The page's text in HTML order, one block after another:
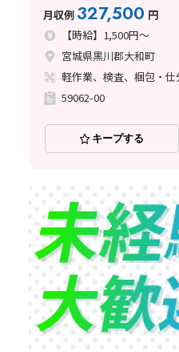
月収例 327,500 円
【時給】1,500円～
宮城県黒川郡大和町
59062-00
キープする